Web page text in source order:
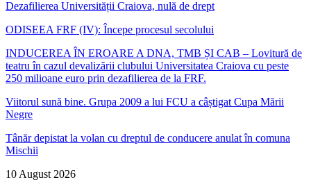
Dezafilierea Universității Craiova, nulă de drept
ODISEEA FRF (IV): Începe procesul secolului
INDUCEREA ÎN EROARE A DNA, TMB ȘI CAB – Lovitură de
teatru în cazul devalizării clubului Universitatea Craiova cu peste
250 milioane euro prin dezafilierea de la FRF.
Viitorul sună bine. Grupa 2009 a lui FCU a câștigat Cupa Mării
Negre
Tânăr depistat la volan cu dreptul de conducere anulat în comuna
Mischii
10 August 2026